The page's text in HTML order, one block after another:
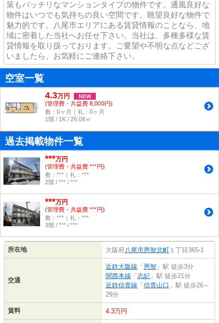
策もバッチリなマンションタイプの物件です。通風良好な
物件はいつでも気持ちの良い空間です。眺望良好な物件で
魅力的です。八尾市エリアにある賃貸情報のことなら、地
域に密着した当社へお任せ下さい。当社は、多種多様な賃
貸情報を取り扱っております。ご要望や不明な点などござ
いましたら、お気軽にご連絡下さい。
空室一覧
4.3万円 NEW
(管理費・共益費 8,000円)
敷：0ヶ月｜礼：0ヶ月
1階 / 1K / 26.08㎡
過去掲載物件一覧
***万円
(管理費・共益費 ***円)
敷：***｜礼：***
2階 / *** / ***
***万円
(管理費・共益費 ***円)
敷：***｜礼：***
3階 / *** / ***
所在地 大阪府八尾市恩智北町 １丁目365-1
交通
近鉄大阪線 「 恩智 」駅 徒歩3分
関西本線 「 志紀 」駅 徒歩21分
近鉄信貴線 「 信貴山口 」駅 徒歩26～
29分
賃料 4.3万円